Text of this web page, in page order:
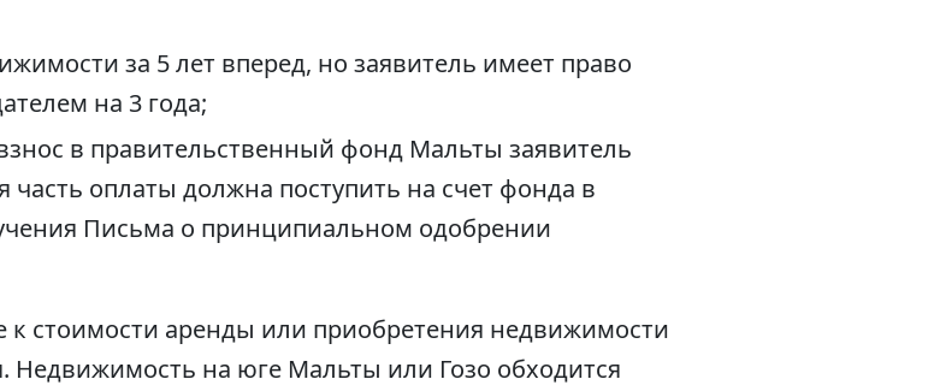
за 5 лет вперед, но заявитель имеет право
на 3 года;
в правительственный фонд Мальты заявитель
часть оплаты должна поступить на счет фонда в
Письма о принципиальном одобрении
к стоимости аренды или приобретения недвижимости
Недвижимость на юге Мальты или Гозо обходится